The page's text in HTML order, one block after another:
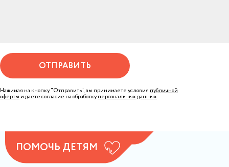
ОТПРАВИТЬ
Нажимая на кнопку "Отправить", вы принимаете условия публичной
оферты и даете согласие на обработкуперсональных данных.
ПОМОЧЬ ДЕТЯМ